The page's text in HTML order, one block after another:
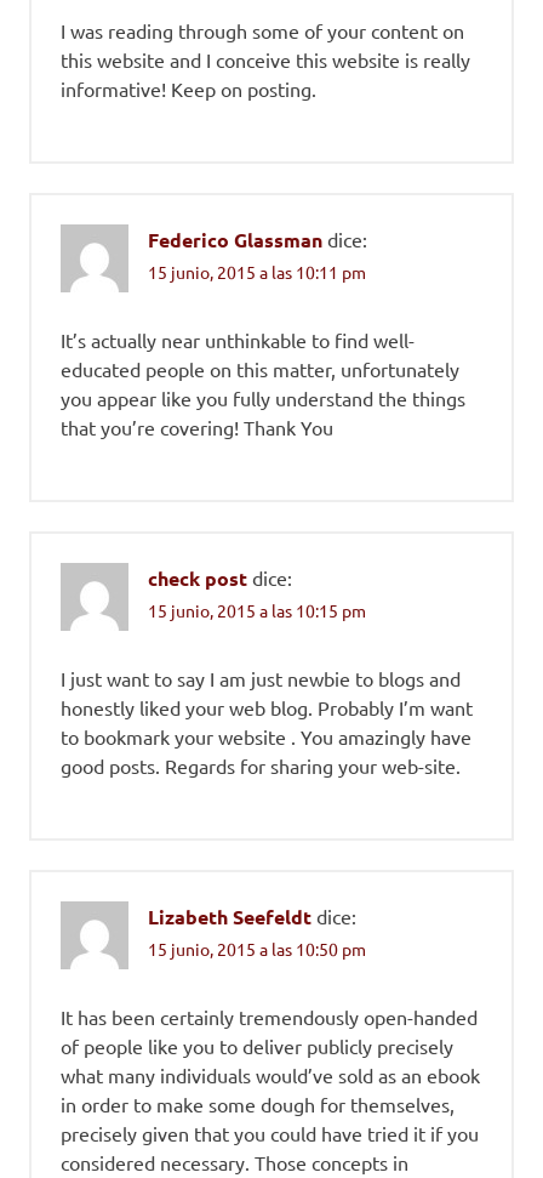
I was reading through some of your content on
this website and I conceive this website is really
informative! Keep on posting.
Federico Glassman dice:
15 junio, 2015 a las 10:11 pm
It’s actually near unthinkable to find well-
educated people on this matter, unfortunately
you appear like you fully understand the things
that you’re covering! Thank You
check post dice:
15 junio, 2015 a las 10:15 pm
I just want to say I am just newbie to blogs and
honestly liked your web blog. Probably I’m want
to bookmark your website . You amazingly have
good posts. Regards for sharing your web-site.
Lizabeth Seefeldt dice:
15 junio, 2015 a las 10:50 pm
It has been certainly tremendously open-handed
of people like you to deliver publicly precisely
what many individuals would’ve sold as an ebook
in order to make some dough for themselves,
precisely given that you could have tried it if you
considered necessary. Those concepts in